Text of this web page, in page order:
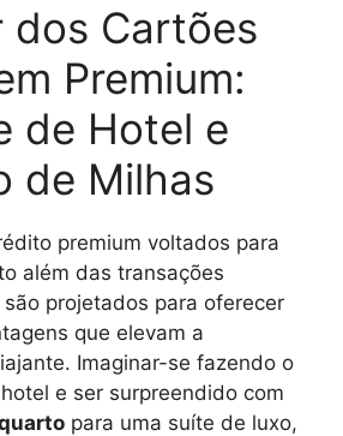
dos Cartões
Premium:
de Hotel e
de Milhas
premium voltados para
além das transações
projetados para oferecer
que elevam a
Imaginar-se fazendo o
e ser surpreendido com
para uma suíte de luxo,